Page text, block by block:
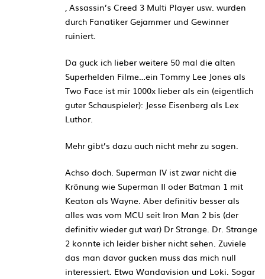
, Assassin’s Creed 3 Multi Player usw. wurden
durch Fanatiker Gejammer und Gewinner
ruiniert.
Da guck ich lieber weitere 50 mal die alten
Superhelden Filme…ein Tommy Lee Jones als
Two Face ist mir 1000x lieber als ein (eigentlich
guter Schauspieler): Jesse Eisenberg als Lex
Luthor.
Mehr gibt’s dazu auch nicht mehr zu sagen.
Achso doch. Superman IV ist zwar nicht die
Krönung wie Superman II oder Batman 1 mit
Keaton als Wayne. Aber definitiv besser als
alles was vom MCU seit Iron Man 2 bis (der
definitiv wieder gut war) Dr Strange. Dr. Strange
2 konnte ich leider bisher nicht sehen. Zuviele
das man davor gucken muss das mich null
interessiert. Etwa Wandavision und Loki. Sogar